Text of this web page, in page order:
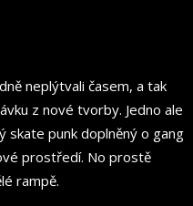
neplýtvali časem, a tak
z nové tvorby. Jedno ale
skate punk doplněný o gang
prostředí. No prostě
rampě.